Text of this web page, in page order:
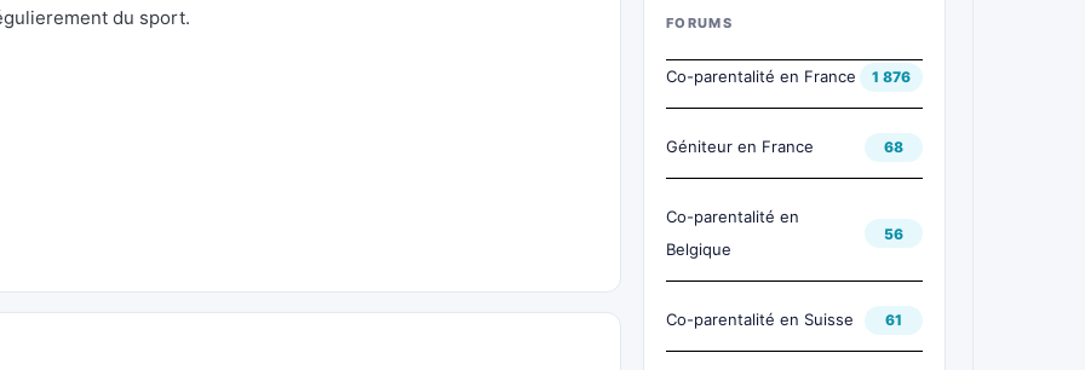
du sport.
FORUMS
Co-parentalité en France 1 876
Géniteur en France 68
Co-parentalité en
Belgique
56
Co-parentalité en Suisse 61